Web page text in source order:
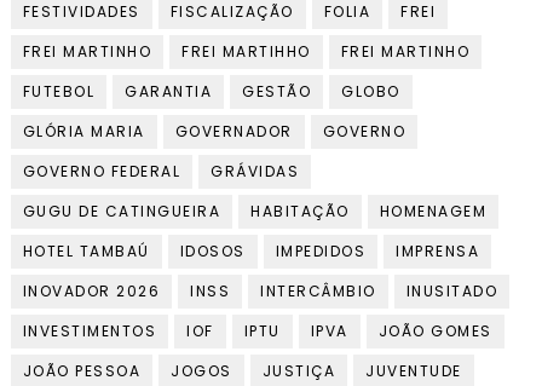
FESTIVIDADES
FISCALIZAÇÃO FOLIA
FREI
FREI MARTINHO
FREI MARTIHHO
FREI MARTINHO
FUTEBOL
GARANTIA GESTÃO
GLOBO
GLÓRIA MARIA
GOVERNADOR
GOVERNO
GOVERNO FEDERAL
GRÁVIDAS
GUGU DE CATINGUEIRA
HABITAÇÃO
HOMENAGEM
HOTEL TAMBAÚ
IDOSOS IMPEDIDOS
IMPRENSA
INOVADOR 2026
INSS INTERCÂMBIO
INUSITADO
INVESTIMENTOS
IOF IPTU IPVA
JOÃO GOMES
JOÃO PESSOA
JOGOS JUSTIÇA
JUVENTUDE